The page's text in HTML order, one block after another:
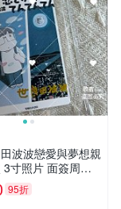
波波戀愛與夢想親
3寸照片 面簽周邊
95折